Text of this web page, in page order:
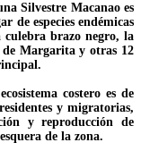
Silvestre Macanao es
de especies endémicas
brazo negro, la
Margarita y otras 12
costero es de
y migratorias,
y reproducción de
de la zona.